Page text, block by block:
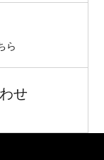
ら
せ